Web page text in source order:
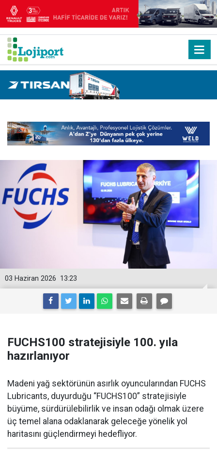
13:23
03 Haziran 2026
FUCHS100 stratejisiyle 100. yıla
hazırlanıyor
Madeni yağ sektörünün asırlık oyuncularından FUCHS
Lubricants, duyurduğu “FUCHS100” stratejisiyle
büyüme, sürdürülebilirlik ve insan odağı olmak üzere
üç temel alana odaklanarak geleceğe yönelik yol
haritasını güçlendirmeyi hedefliyor.